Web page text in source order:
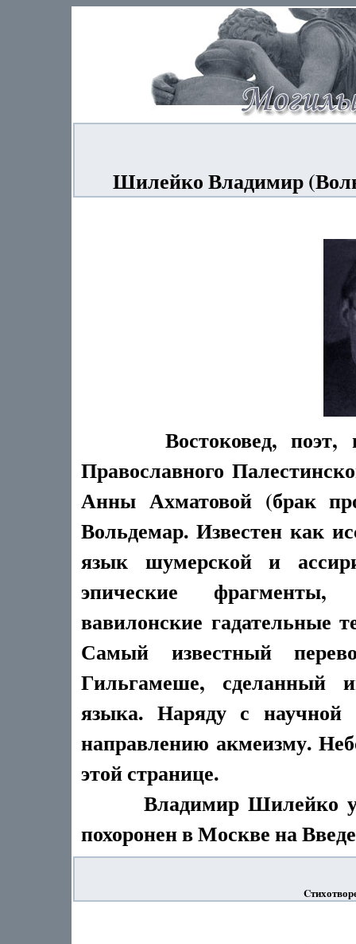
Шилейко Владимир
Востоковед,
Православного
Анны Ахматовой (брак
Вольдемар. Известен как
язык шумерской и
эпические
вавилонские
Самый известный
Гильгамеше, сделанный
языка. Наряду с научной
направлению акмеизму.
этой странице.
Владимир Шилейко
похоронен в Москве на